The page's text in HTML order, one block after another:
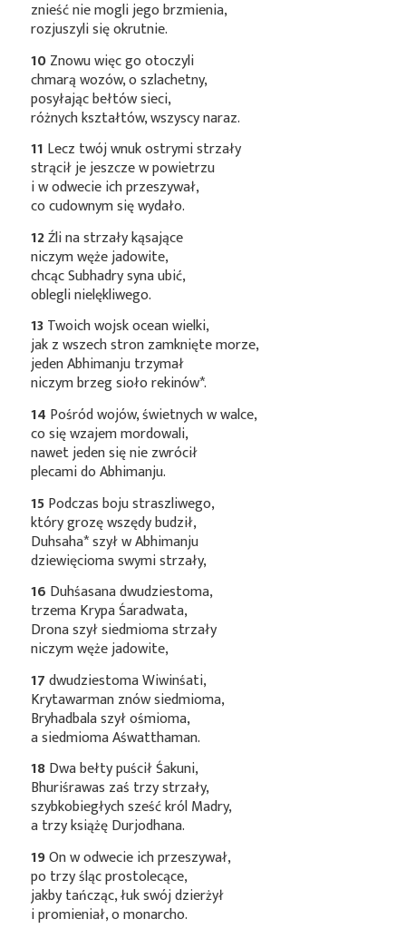
znieść nie mogli jego brzmienia,
rozjuszyli się okrutnie.
10Znowu więc go otoczyli
chmarą wozów, o szlachetny,
posyłając bełtów sieci,
różnych kształtów, wszyscy naraz.
11 Lecz twój wnuk ostrymi strzały
strącił je jeszcze w powietrzu
i w odwecie ich przeszywał,
co cudownym się wydało.
12Źli na strzały kąsające
niczym węże jadowite,
chcąc Subhadry syna ubić,
oblegli nielękliwego.
13Twoich wojsk ocean wielki,
jak z wszech stron zamknięte morze,
jeden Abhimanju trzymał
niczym brzeg siołorekinów*.
14 Pośród wojów, świetnych w walce,
co się wzajem mordowali,
nawet jeden się nie zwrócił
plecami do Abhimanju.
15Podczas boju straszliwego,
który grozę wszędy budził,
Duhsaha*szył w Abhimanju
dziewięcioma swymi strzały,
16 Duhśasana dwudziestoma,
trzema Krypa Śaradwata,
Drona szył siedmioma strzały
niczym węże jadowite,
17dwudziestoma Wiwinśati,
Krytawarman znów siedmioma,
Bryhadbala szył ośmioma,
a siedmioma Aśwatthaman.
18Dwa bełty puścił Śakuni,
Bhuriśrawas zaś trzy strzały,
szybkobiegłych sześć król Madry,
a trzy książę Durjodhana.
19On w odwecie ich przeszywał,
po trzy śląc prostolecące,
jakby tańcząc, łuk swój dzierżył
i promieniał, o monarcho.